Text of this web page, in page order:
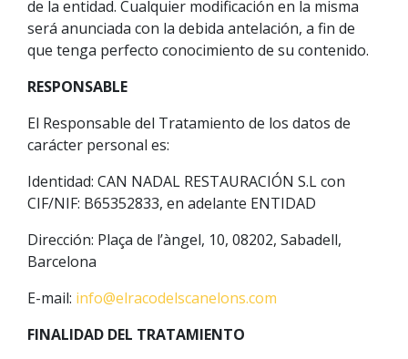
de la entidad. Cualquier modificación en la misma
será anunciada con la debida antelación, a fin de
que tenga perfecto conocimiento de su contenido.
RESPONSABLE
El Responsable del Tratamiento de los datos de
carácter personal es:
Identidad: CAN NADAL RESTAURACIÓN S.L con
CIF/NIF: B65352833, en adelante ENTIDAD
Dirección: Plaça de l’àngel, 10, 08202, Sabadell,
Barcelona
E-mail: info@elracodelscanelons.com
FINALIDAD DEL TRATAMIENTO